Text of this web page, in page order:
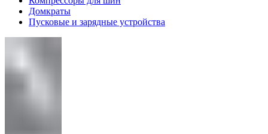
Домкраты
Пусковые и зарядные устройства